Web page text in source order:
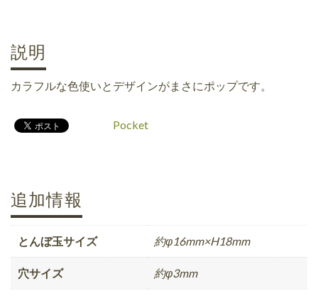
説明
カラフルな色使いとデザインがまさにポップです。
Pocket
追加情報
とんぼ玉サイズ 約φ16mm×H18mm
穴サイズ 約φ3mm